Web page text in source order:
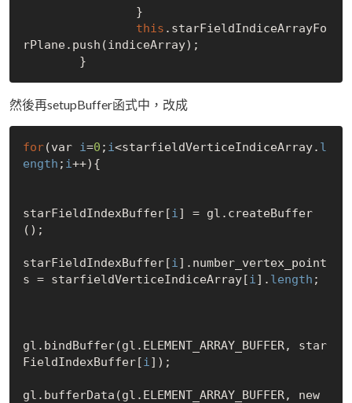
this .starFieldIndiceArrayFo
rPlane.push(indiceArray);
然後再setupBuffer函式中，改成
for(var i=0 ; i<starfieldVerticeIndiceArray. l
ength ; i++){
starFieldIndexBuffer[i] = gl.createBuffer
();
starFieldIndexBuffer[i].number_vertex_point
s = starfieldVerticeIndiceArray[i]. length ;
gl.bindBuffer(gl.ELEMENT_ARRAY_BUFFER, star
FieldIndexBuffer[i]);
gl.bufferData(gl.ELEMENT_ARRAY_BUFFER, new